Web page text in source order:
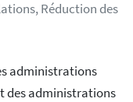
Réduction des
administrations
des administrations